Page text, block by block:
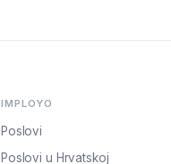
IMPLOYO
Poslovi
Poslovi u Hrvatskoj